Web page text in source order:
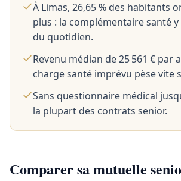
À Limas, 26,65 % des habitants
plus : la complémentaire santé
du quotidien.
Revenu médian de 25 561 € par
charge santé imprévu pèse vite
Sans questionnaire médical
la plupart des contrats senior.
Comparer sa mutuelle